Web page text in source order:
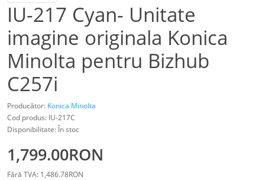
IU-217 Cyan- Unitate
imagine originala Konica
Minolta pentru Bizhub
C257i
Producător: Konica Minolta
Cod produs: IU-217C
Disponibilitate: În stoc
1,799.00RON
Fără TVA: 1,486.78RON